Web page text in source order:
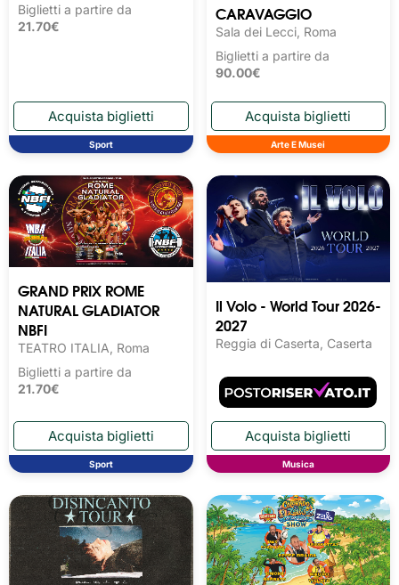
Biglietti a partire da
21.70€
Sport
CARAVAGGIO
Sala dei Lecci, Roma
Biglietti a partire da
90.00€
Arte E Musei
GRAND PRIX ROME
NATURAL GLADIATOR
NBFI
TEATRO ITALIA, Roma
Biglietti a partire da
21.70€
Sport
Il Volo - World Tour 2026-
2027
Reggia di Caserta, Caserta
Musica